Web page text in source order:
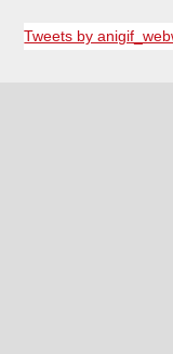
Tweets by